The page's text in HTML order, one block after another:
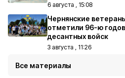
6 августа , 15:08
Чернянские
отметили 96-ю
десантных войск
3 августа , 11:26
Все материалы